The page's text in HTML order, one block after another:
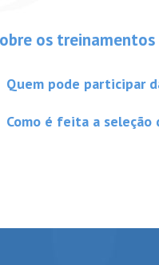
os treinamentos
Quem pode participar
Como é feita a seleção